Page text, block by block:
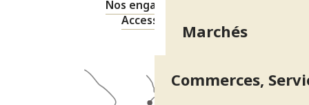
Marchés
Commerces,
Nos engagements
Accessibilité